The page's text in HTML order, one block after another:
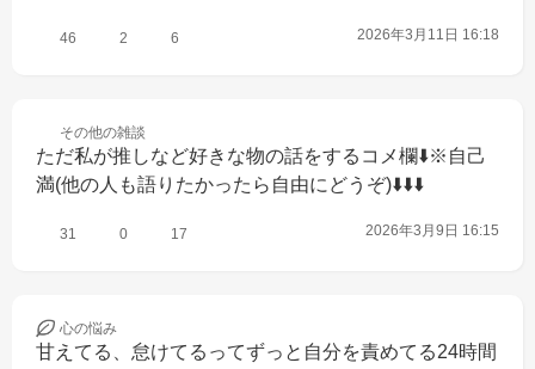
46 2 6 2026年3月11日 16:18
その他の雑談
ただ私が推しなど好きな物の話をするコメ欄⬇️※自己
満(他の人も語りたかったら自由にどうぞ)⬇️⬇️⬇️
31 0 17 2026年3月9日 16:15
心の悩み
甘えてる、怠けてるってずっと自分を責めてる24時間